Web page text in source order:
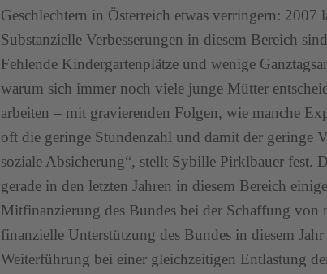
Geschlechtern in Österreich etwas verringern: 2007
Substanzielle Verbesserungen in diesem Bereich
Fehlende Kindergartenplätze und wenige
warum sich immer noch viele junge Mütter
arbeiten – mit gravierenden Folgen, wie manche
oft die geringe Stundenzahl und damit der geringe
soziale Absicherung“, stellt Sybille Pirklbauer fest.
gerade in den letzten Jahren in diesem Bereich
Mitfinanzierung des Bundes bei der Schaffung von
finanzielle Unterstützung des Bundes in diesem
Weiterführung bei einer gleichzeitigen Entlastung